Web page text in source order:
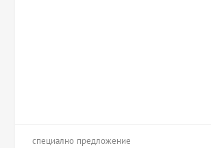
специално предложение